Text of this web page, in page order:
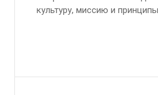
культуру, миссию и